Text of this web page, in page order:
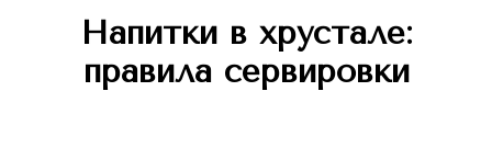
Напитки в хрустале:
правила сервировки